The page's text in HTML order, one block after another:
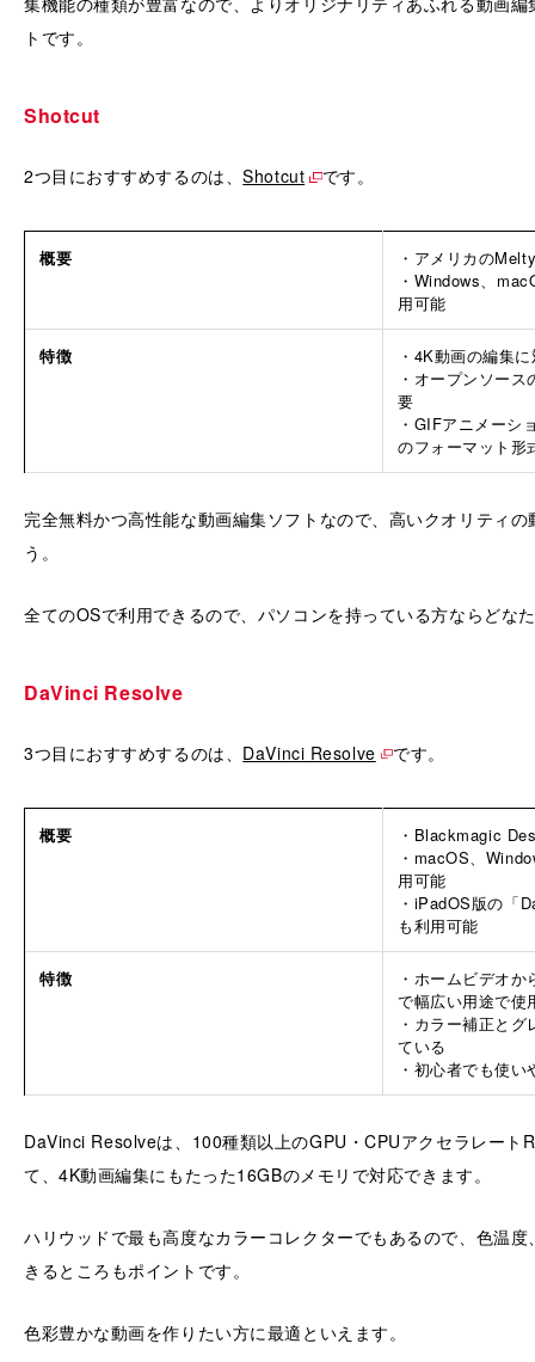
トです。
Shotcut
2つ目におすすめするのは、Shotcut です。
概要
・アメリカの
・Windows、
用可能
特徴
・4K動画の編集
・オープンソー
要
・GIFアニメーシ
のフォーマット形
完全無料かつ高性能な動画編集ソフトなので、高いクオリティ
う。
全てのOSで利用できるので、パソコンを持っている方ならどな
DaVinci Resolve
3つ目におすすめするのは、 DaVinci Resolve です。
概要
・Blackmagic
・macOS、
用可能
・iPadOS版の「
も利用可能
特徴
・ホームビデオ
で幅広い用途で使
・カラー補正と
ている
・初心者でも使
DaVinci Resolveは、100種類以上のGPU・CPUアクセラレート
て、4K動画編集にもたった16GBのメモリで対応できます。
ハリウッドで最も高度なカラーコレクターでもあるので、色温
きるところもポイントです。
色彩豊かな動画を作りたい方に最適といえます。